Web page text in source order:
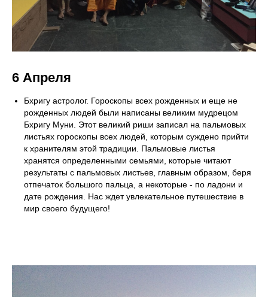
6 Апреля
Бхригу астролог. Гороскопы всех рожденных и еще не
рожденных людей были написаны великим мудрецом
Бхригу Муни. Этот великий риши записал на пальмовых
листьях гороскопы всех людей, которым суждено прийти
к хранителям этой традиции. Пальмовые листья
хранятся определенными семьями, которые читают
результаты с пальмовых листьев, главным образом, беря
отпечаток большого пальца, а некоторые - по ладони и
дате рождения. Нас ждет увлекательное путешествие в
мир своего будущего!